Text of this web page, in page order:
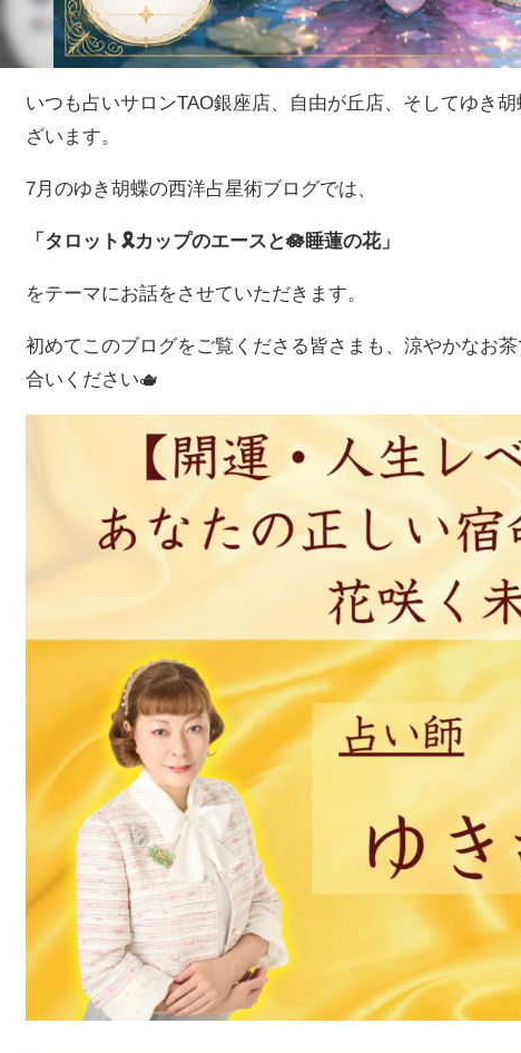
いつも占いサロンTAO銀座店、自由が丘店、そしてゆき
ざいます。
7月のゆき胡蝶の西洋占星術ブログでは、
「タロット🎗️カップのエースと🪷睡蓮の花」
をテーマにお話をさせていただきます。
初めてこのブログをご覧くださる皆さまも、涼やかなお
合いください🫖